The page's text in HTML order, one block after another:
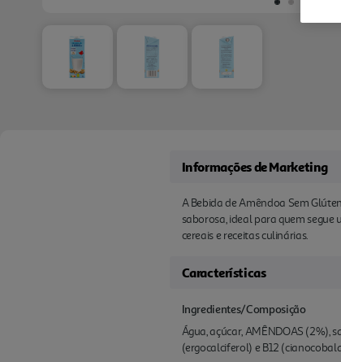
Informações de Marketing
A Bebida de Amêndoa Sem
saborosa, ideal para quem segue
cereais e receitas culinárias.
Características
Ingredientes/Composição
Água, açúcar, AMÊNDOAS (2%),
(ergocalciferol) e B12